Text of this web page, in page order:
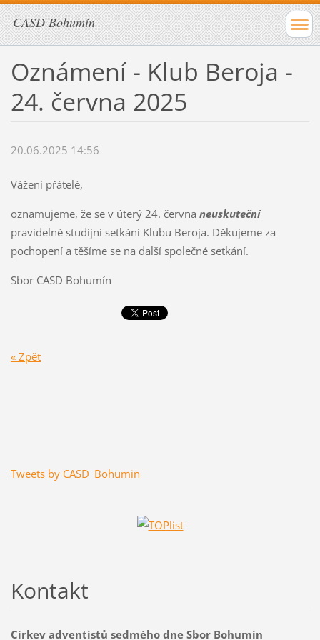
CASD Bohumín
Oznámení - Klub Beroja -
24. června 2025
20.06.2025 14:56
Vážení přátelé,
oznamujeme, že se v úterý 24. června neuskuteční
pravidelné studijní setkání Klubu Beroja. Děkujeme za
pochopení a těšíme se na další společné setkání.
Sbor CASD Bohumín
« Zpět
Tweets by CASD_Bohumin
Kontakt
Církev adventistů sedmého dne Sbor Bohumín